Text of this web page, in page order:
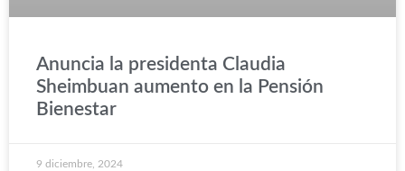
Anuncia la presidenta Claudia
Sheimbuan aumento en la Pensión
Bienestar
9 diciembre, 2024